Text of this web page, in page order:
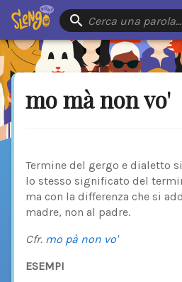
Cerca una parola…
mo mà non vo'
Termine del gergo e dialetto
lo stesso significato del
ma con la differenza che si
madre, non al padre.
Cfr. mo pà non vo'
ESEMPI